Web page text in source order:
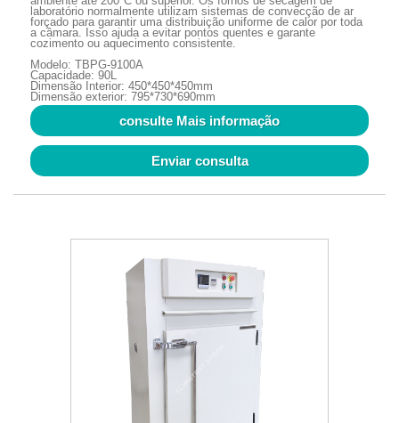
laboratório normalmente utilizam sistemas de convecção de ar
forçado para garantir uma distribuição uniforme de calor por toda
a câmara. Isso ajuda a evitar pontos quentes e garante
cozimento ou aquecimento consistente.
Modelo: TBPG-9100A
Capacidade: 90L
Dimensão Interior: 450*450*450mm
Dimensão exterior: 795*730*690mm
consulte Mais informação
Enviar consulta